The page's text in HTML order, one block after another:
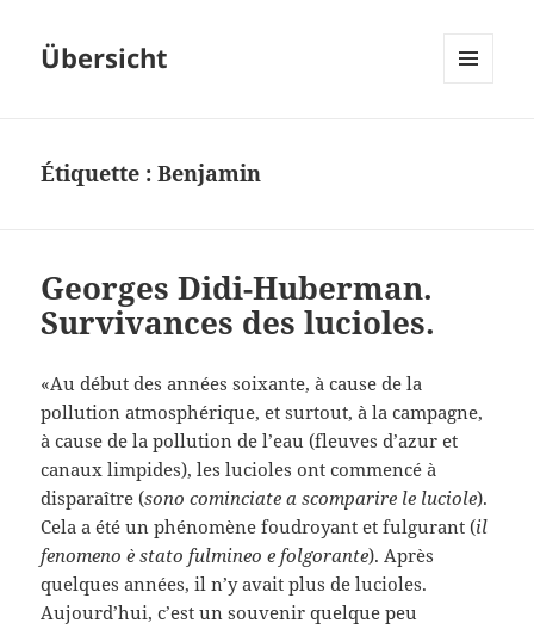
Übersicht
Étiquette :Benjamin
Georges Didi-Huberman.
Survivances des lucioles.
«Au début des années soixante, à cause de la
pollution atmosphérique, et surtout, à la campagne,
à cause de la pollution de l’eau (fleuves d’azur et
canaux limpides), les lucioles ont commencé à
disparaître (sono cominciate a scomparire le luciole).
Cela a été un phénomène foudroyant et fulgurant (il
fenomeno è stato fulmineo e folgorante). Après
quelques années, il n’y avait plus de lucioles.
Aujourd’hui, c’est un souvenir quelque peu